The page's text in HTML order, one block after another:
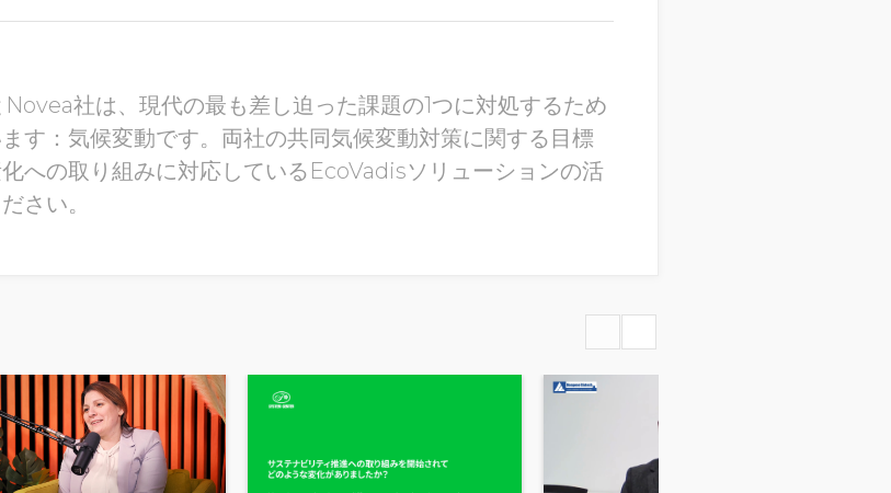
社は、現代の最も差し迫った課題の1つに対処するため
す：気候変動です。両社の共同気候変動対策に関する目標
への取り組みに対応しているEcoVadisソリューションの活
さい。